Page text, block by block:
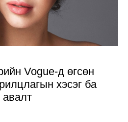
Vogue-д өгсөн
хэсэг ба
авалт